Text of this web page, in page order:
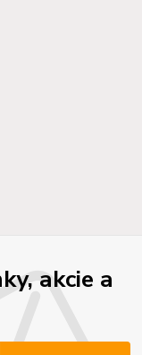
akcie a